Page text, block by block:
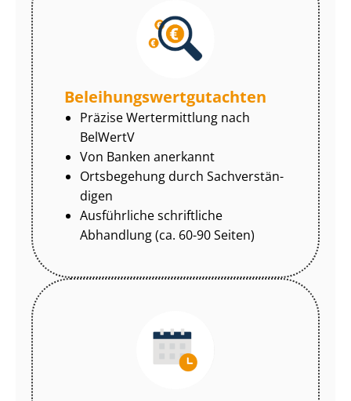
Be­lei­hungs­wert­gut­ach­ten
Präzise Wertermittlung nach
BelWertV
Von Banken anerkannt
Ortsbegehung durch Sach­ver­stän­
di­gen
Ausführliche schriftliche
Abhandlung (ca. 60-90 Seiten)